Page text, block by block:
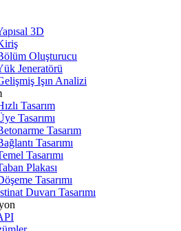
3D
Oluşturucu
Jeneratörü
Işın Analizi
Tasarım
Tasarımı
Tasarım
Tasarımı
Tasarımı
Plakası
Tasarımı
Duvarı Tasarımı